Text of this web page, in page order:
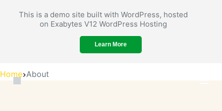
o
This is a demo site built with WordPress, hosted
on Exabytes V12 WordPress Hosting
Learn More
Home About